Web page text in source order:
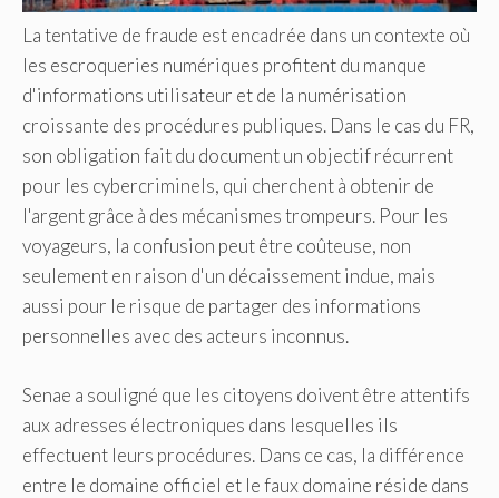
La tentative de fraude est encadrée dans un contexte où
les escroqueries numériques profitent du manque
d'informations utilisateur et de la numérisation
croissante des procédures publiques. Dans le cas du FR,
son obligation fait du document un objectif récurrent
pour les cybercriminels, qui cherchent à obtenir de
l'argent grâce à des mécanismes trompeurs. Pour les
voyageurs, la confusion peut être coûteuse, non
seulement en raison d'un décaissement indue, mais
aussi pour le risque de partager des informations
personnelles avec des acteurs inconnus.
Senae a souligné que les citoyens doivent être attentifs
aux adresses électroniques dans lesquelles ils
effectuent leurs procédures. Dans ce cas, la différence
entre le domaine officiel et le faux domaine réside dans